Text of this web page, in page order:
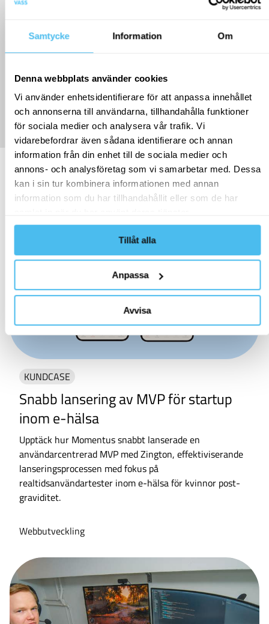
Samtycke Information Om
Denna webbplats använder cookies
Vi använder enhetsidentifierare för att anpassa innehållet
och annonserna till användarna, tillhandahålla funktioner
för sociala medier och analysera vår trafik. Vi
vidarebefordrar även sådana identifierare och annan
information från din enhet till de sociala medier och
annons- och analysföretag som vi samarbetar med. Dessa
kan i sin tur kombinera informationen med annan
information som du har tillhandahållit eller som de har
Tillåt alla
Anpassa
Avvisa
Anders Eng
AFFÄRSANSVARIG TEST & KVALITET
Relaterat innehåll
KUNDCASE
Snabb lansering av MVP för startup
inom e-hälsa
Upptäck hur Momentus snabbt lanserade en
användarcentrerad MVP med Zington, effektiviserande
lanseringsprocessen med fokus på
realtidsanvändartester inom e-hälsa för kvinnor post-
graviditet.
Webbutveckling